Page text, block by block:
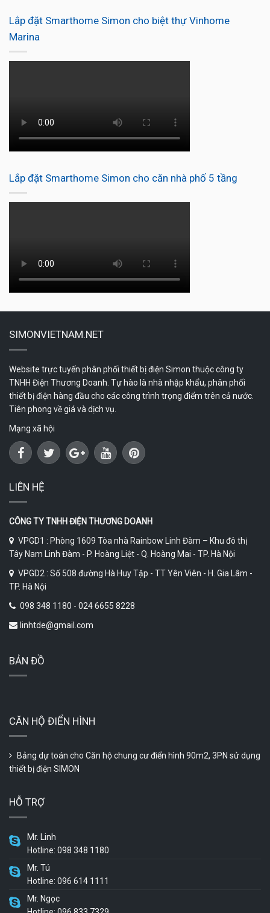
Lắp đặt Smarthome Simon cho biệt thự Vinhome
Marina
Lắp đặt Smarthome Simon cho căn nhà phố 5 tầng
SIMONVIETNAM.NET
Website trực tuyến phân phối thiết bị điện Simon thuộc công ty
TNHH Điện Thương Doanh. Tự hào là nhà nhập khẩu, phân phối
thiết bị điện hàng đầu cho các công trình trọng điểm trên cả nước.
Tiên phong về giá và dịch vụ.
Mạng xã hội
LIÊN HỆ
CÔNG TY TNHH ĐIỆN THƯƠNG DOANH
VPGD1 : Phòng 1609 Tòa nhà Rainbow Linh Đàm – Khu đô thị
Tây Nam Linh Đàm - P. Hoàng Liệt - Q. Hoàng Mai - TP. Hà Nội
VPGD2 : Số 508 đường Hà Huy Tập - TT Yên Viên - H. Gia Lâm -
TP. Hà Nội
098 348 1180 - 024 6655 8228
linhtde@gmail.com
BẢN ĐỒ
CĂN HỘ ĐIỂN HÌNH
Bảng dự toán cho Căn hộ chung cư điển hình 90m2, 3PN sử dụng
thiết bị điện SIMON
HỖ TRỢ
Mr. Linh
Hotline: 098 348 1180
Mr. Tú
Hotline: 096 614 1111
Mr. Ngọc